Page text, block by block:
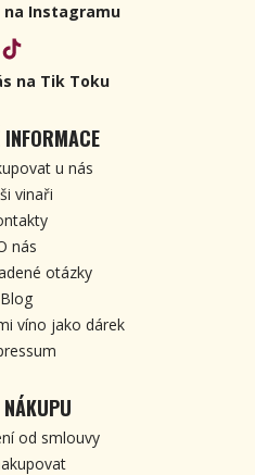
na Instagramu
na Tik Toku
INFORMACE
u nás
vinaři
nás
otázky
Blog
víno jako dárek
od smlouvy